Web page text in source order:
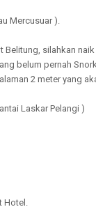
Mercusuar ).
silahkan
belum pernah
2 meter yang
Laskar Pelangi )
Hotel.